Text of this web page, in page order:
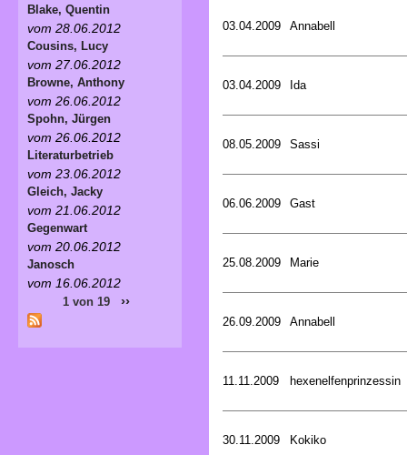
03.04.2009 Annabell
03.04.2009 Ida
08.05.2009 Sassi
06.06.2009 Gast
25.08.2009 Marie
26.09.2009 Annabell
11.11.2009 hexenelfenprinzessin
30.11.2009 Kokiko
Blake, Quentin
vom 28.06.2012
Cousins, Lucy
vom 27.06.2012
Browne, Anthony
vom 26.06.2012
Spohn, Jürgen
vom 26.06.2012
Literaturbetrieb
vom 23.06.2012
Gleich, Jacky
vom 21.06.2012
Gegenwart
vom 20.06.2012
Janosch
vom 16.06.2012
1 von 19 ››